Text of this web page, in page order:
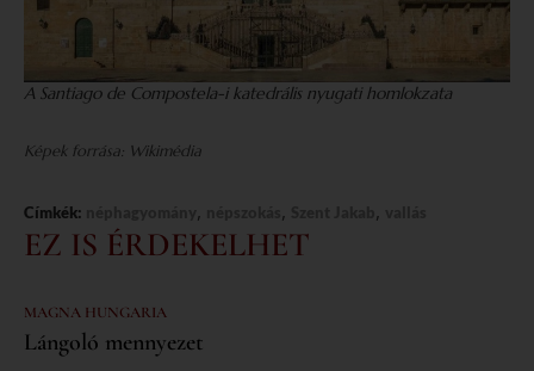
A Santiago de Compostela-i katedrális nyugati homlokzata
Képek forrása: Wikimédia
Címkék: , , ,
EZ IS ÉRDEKELHET
MAGNA HUNGARIA
Lángoló mennyezet